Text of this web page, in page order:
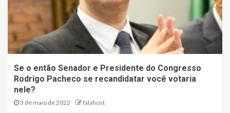
Se o então Senador e Presidente do Congresso
Rodrigo Pacheco se recandidatar você votaria
nele?
3 de maio de 2022 falahost